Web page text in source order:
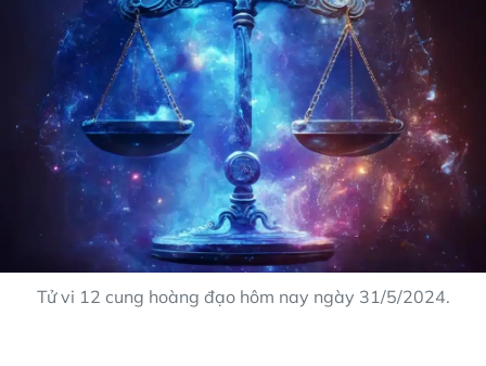
Tử vi 12 cung hoàng đạo hôm nay ngày 31/5/2024.